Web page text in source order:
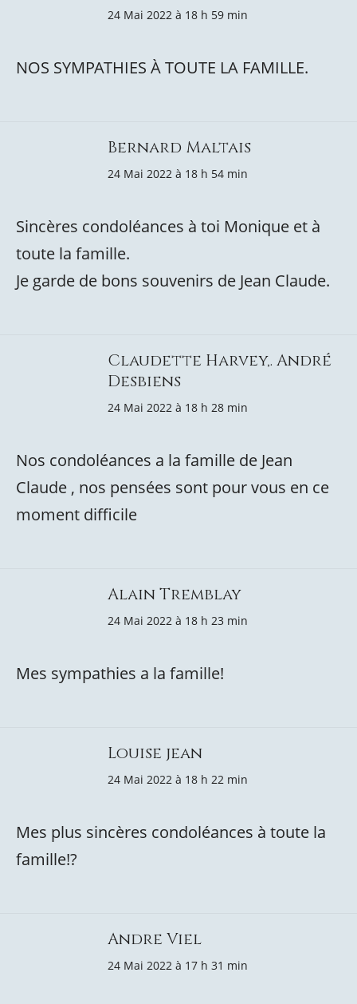
24 Mai 2022 à 18 h 59 min
NOS SYMPATHIES À TOUTE LA FAMILLE.
Bernard Maltais
24 Mai 2022 à 18 h 54 min
Sincères condoléances à toi Monique et à
toute la famille.
Je garde de bons souvenirs de Jean Claude.
Claudette Harvey,. André
Desbiens
24 Mai 2022 à 18 h 28 min
Nos condoléances a la famille de Jean
Claude , nos pensées sont pour vous en ce
moment difficile
Alain Tremblay
24 Mai 2022 à 18 h 23 min
Mes sympathies a la famille!
Louise jean
24 Mai 2022 à 18 h 22 min
Mes plus sincères condoléances à toute la
famille!?
Andre Viel
24 Mai 2022 à 17 h 31 min